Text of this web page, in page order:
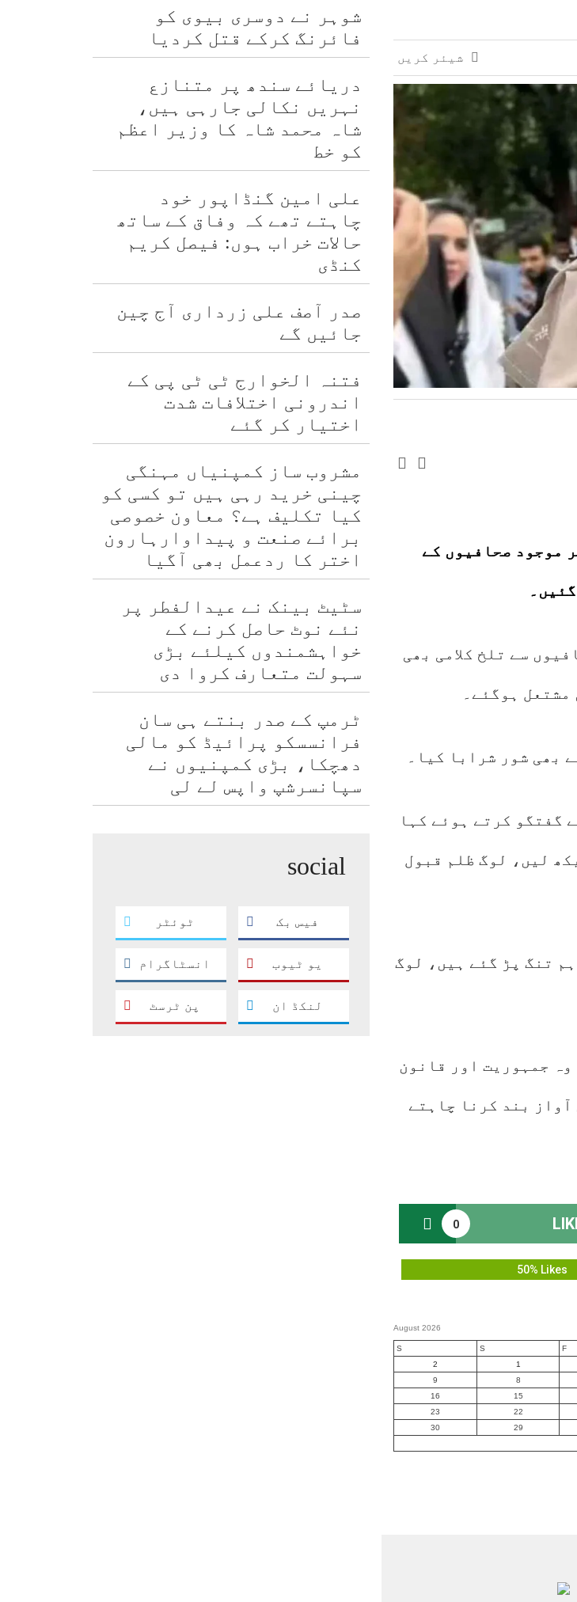
شوہر نے دوسری بیوی کو
فائرنگ کرکے قتل کردیا
دریائے سندھ پر متنازع
نہریں نکالی جارہی ہیں،
شاہ محمد شاہ کا وزیر اعظم
کو خط
علی امین گنڈاپور خود
چاہتے تھے کہ وفاق کے ساتھ
حالات خراب ہوں: فیصل کریم
کنڈی
صدر آصف علی زرداری آج چین
جائیں گے
فتنہ الخوارج ٹی ٹی پی کے
اندرونی اختلافات شدت
اختیار کر گئے
مشروب ساز کمپنیاں مہنگی
چینی خرید رہی ہیں تو کسی کو
کیا تکلیف ہے؟ معاون خصوصی
برائے صنعت و پیداوارہارون
اختر کا ردعمل بھی آگیا
سٹیٹ بینک نے عیدالفطر پر
نئے نوٹ حاصل کرنے کے
خواہشمندوں کیلئے بڑی
سہولت متعارف کروا دی
ٹرمپ کے صدر بنتے ہی سان
فرانسسکو پرائیڈ کو مالی
دھچکا، بڑی کمپنیوں نے
سپانسرشپ واپس لے لی
social
فیس بک ٹوئٹر
یو ٹیوب انسٹاگرام
لنکڈ ان پن ٹرسٹ
شیئر کریں
موجود صحافیوں کے
سے تلخ کلامی بھی
مشتعل ہوگئے۔
بھی شور شرابا کیا۔
گفتگو کرتے ہوئے کہا
اور ان کا خوف دیکھ لیں، لوگ ظلم قبول
تنگ پڑ گئے ہیں، لوگ
جمہوریت اور قانون
آواز بند کرنا چاہتے
0
50% Likes
August 2026
F
S
S
1
2
8
9
15
16
22
23
29
30